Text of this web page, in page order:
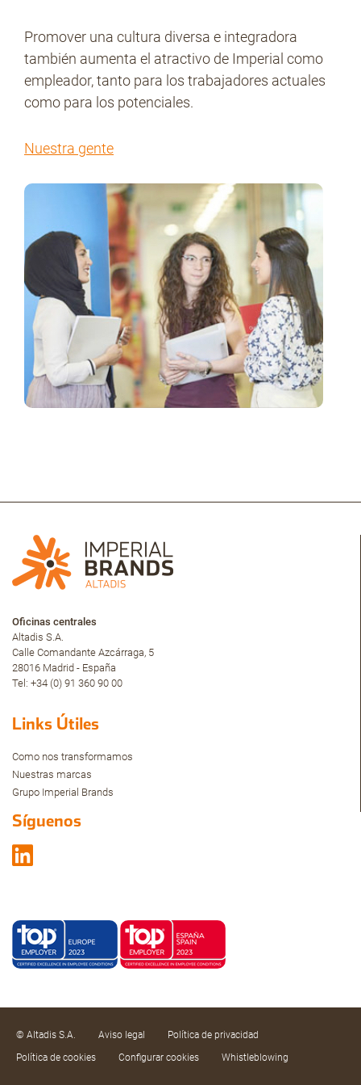
Promover una cultura diversa e integradora
también aumenta el atractivo de Imperial como
empleador, tanto para los trabajadores actuales
como para los potenciales.
Nuestra gente
Oficinas centrales
Altadis S.A.
Calle Comandante Azcárraga, 5
28016 Madrid - España
Tel: +34 (0) 91 360 90 00
Links Útiles
Como nos transformamos
Nuestras marcas
Grupo Imperial Brands
Síguenos
© Altadis S.A. Aviso legal
Política de privacidad
Política de cookies
Configurar cookies Whistleblowing